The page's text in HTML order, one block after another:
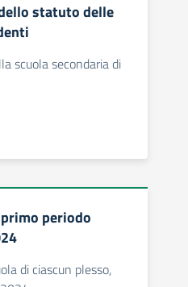
statuto delle
scuola secondaria di
primo periodo
di ciascun plesso,